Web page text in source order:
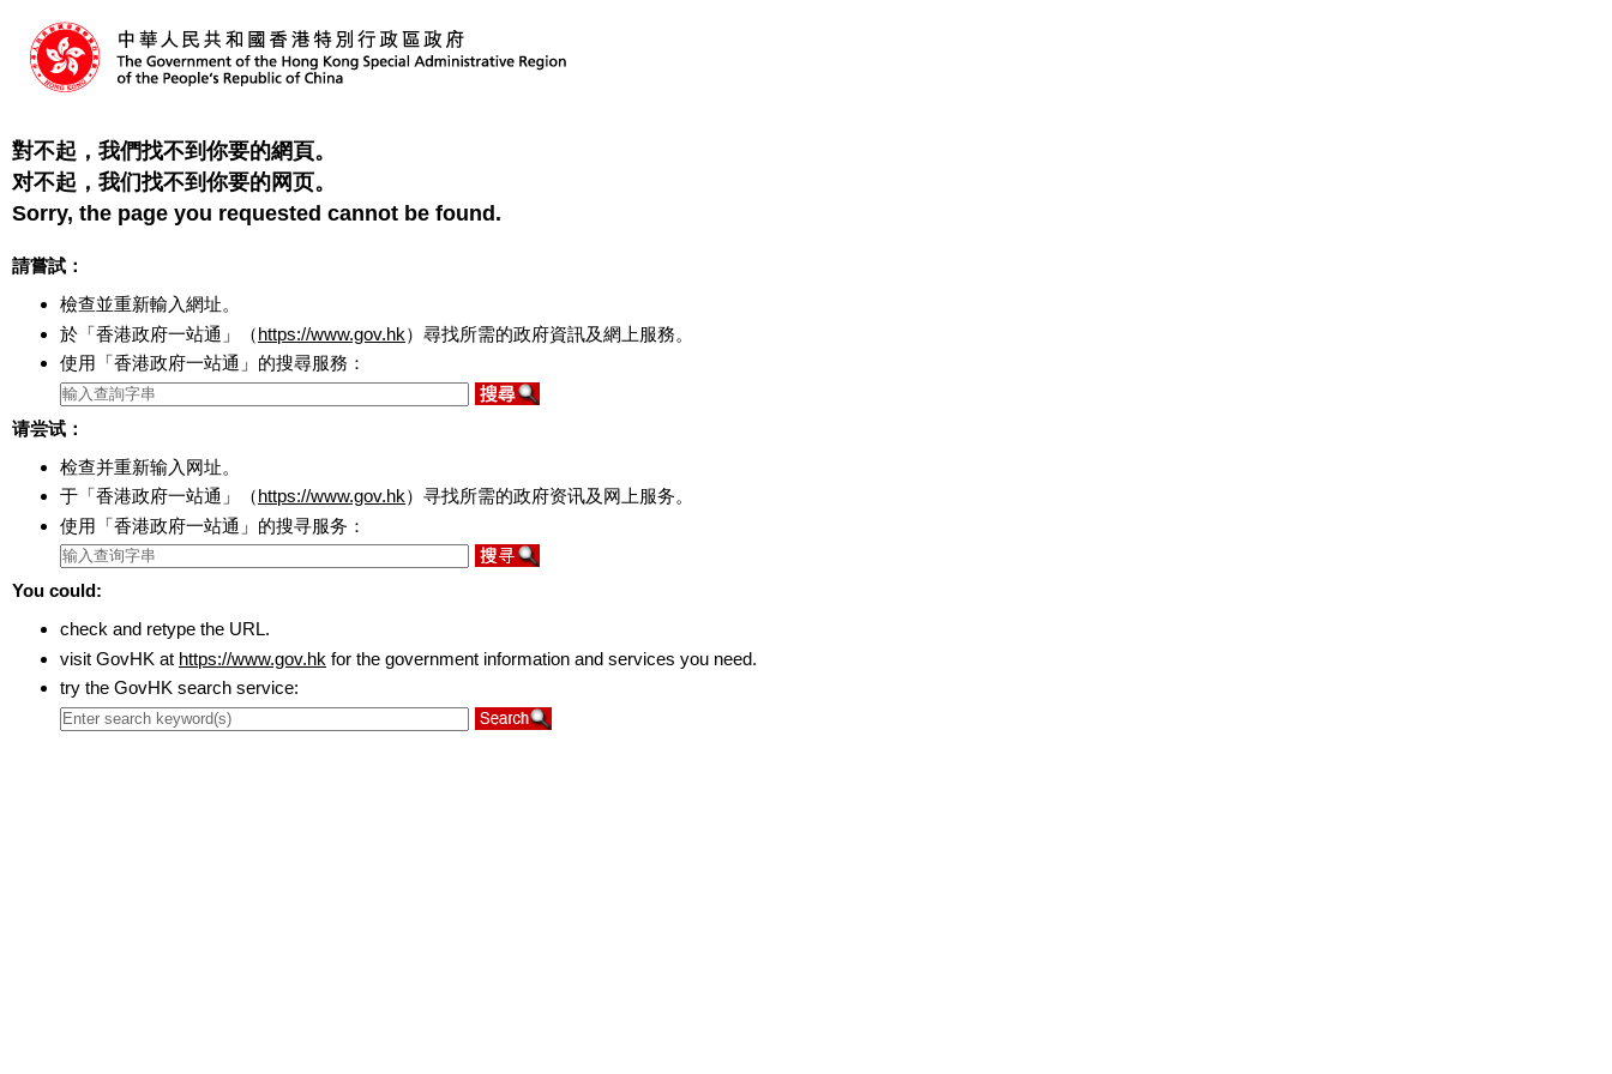
對不起，我們找不到你要的網頁。
对不起，我们找不到你要的网页。
Sorry, the page you requested cannot be found.
請嘗試：
檢查並重新輸入網址。
於「香港政府一站通」（https://www.gov.hk）尋找所需的政府資訊及網上服務。
使用「香港政府一站通」的搜尋服務：
请尝试：
检查并重新输入网址。
于「香港政府一站通」（https://www.gov.hk）寻找所需的政府资讯及网上服务。
使用「香港政府一站通」的搜寻服务：
You could:
check and retype the URL.
visit GovHK at https://www.gov.hk for the government information and services you need.
try the GovHK search service: